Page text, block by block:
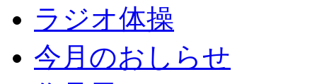
ラジオ体操
今月のおしらせ